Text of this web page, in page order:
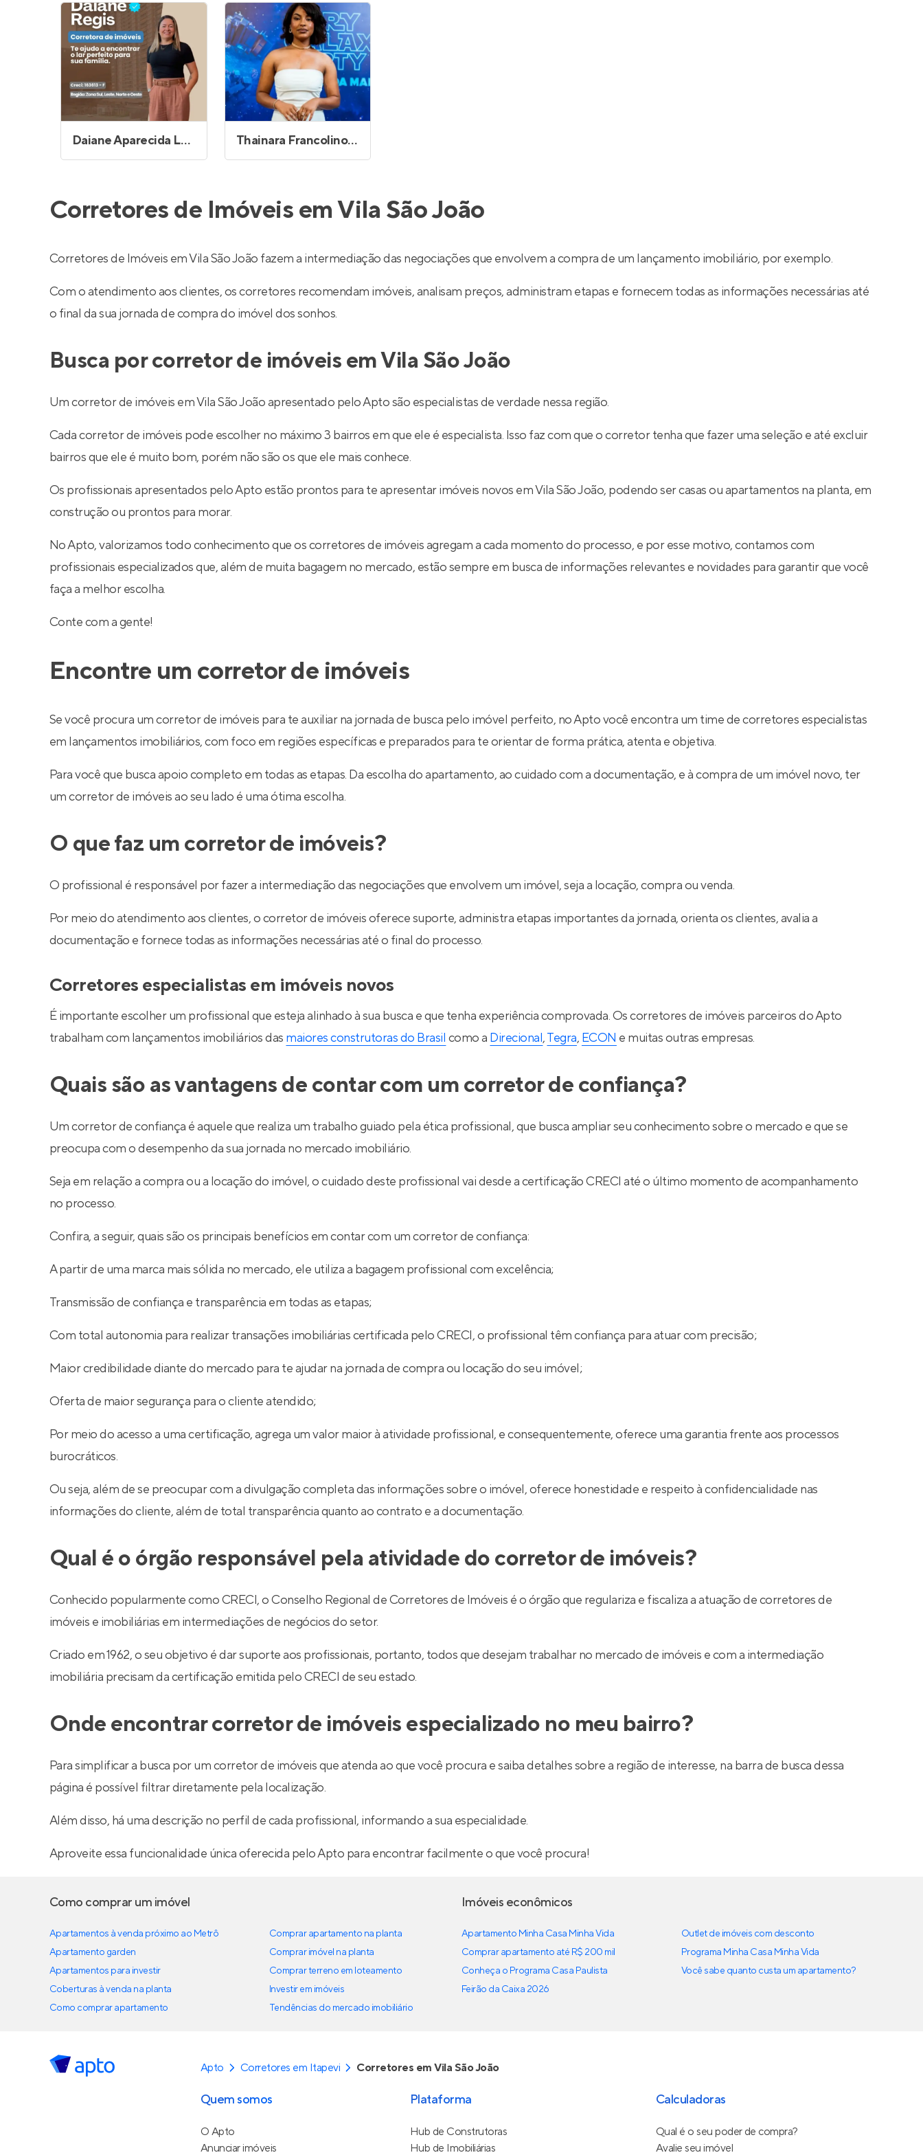
Daiane Aparecida Lopes Regis Thainara Francolino de Paula Dias
Corretores de Imóveis em Vila São João
Corretores de Imóveis em Vila São João fazem a intermediação das negociações que envolvem a compra de um lançamento imobiliário, por exemplo.
Com o atendimento aos clientes, os corretores recomendam imóveis, analisam preços, administram etapas e fornecem todas as informações necessárias até
o final da sua jornada de compra do imóvel dos sonhos.
Busca por corretor de imóveis em Vila São João
Um corretor de imóveis em Vila São João apresentado pelo Apto são especialistas de verdade nessa região.
Cada corretor de imóveis pode escolher no máximo 3 bairros em que ele é especialista. Isso faz com que o corretor tenha que fazer uma seleção e até excluir
bairros que ele é muito bom, porém não são os que ele mais conhece.
Os profissionais apresentados pelo Apto estão prontos para te apresentar imóveis novos em Vila São João, podendo ser casas ou apartamentos na planta, em
construção ou prontos para morar.
No Apto, valorizamos todo conhecimento que os corretores de imóveis agregam a cada momento do processo, e por esse motivo, contamos com
profissionais especializados que, além de muita bagagem no mercado, estão sempre em busca de informações relevantes e novidades para garantir que você
faça a melhor escolha.
Conte com a gente!
Encontre um corretor de imóveis
Se você procura um corretor de imóveis para te auxiliar na jornada de busca pelo imóvel perfeito, no Apto você encontra um time de corretores especialistas
em lançamentos imobiliários, com foco em regiões específicas e preparados para te orientar de forma prática, atenta e objetiva.
Para você que busca apoio completo em todas as etapas. Da escolha do apartamento, ao cuidado com a documentação, e à compra de um imóvel novo, ter
um corretor de imóveis ao seu lado é uma ótima escolha.
O que faz um corretor de imóveis?
O profissional é responsável por fazer a intermediação das negociações que envolvem um imóvel, seja a locação, compra ou venda.
Por meio do atendimento aos clientes, o corretor de imóveis oferece suporte, administra etapas importantes da jornada, orienta os clientes, avalia a
documentação e fornece todas as informações necessárias até o final do processo.
Corretores especialistas em imóveis novos
É importante escolher um profissional que esteja alinhado à sua busca e que tenha experiência comprovada. Os corretores de imóveis parceiros do Apto
trabalham com lançamentos imobiliários das maiores construtoras do Brasil como a Direcional,Tegra, ECON e muitas outras empresas.
Quais são as vantagens de contar com um corretor de confiança?
Um corretor de confiança é aquele que realiza um trabalho guiado pela ética profissional, que busca ampliar seu conhecimento sobre o mercado e que se
preocupa com o desempenho da sua jornada no mercado imobiliário.
Seja em relação a compra ou a locação do imóvel, o cuidado deste profissional vai desde a certificação CRECI até o último momento de acompanhamento
no processo.
Confira, a seguir, quais são os principais benefícios em contar com um corretor de confiança:
A partir de uma marca mais sólida no mercado, ele utiliza a bagagem profissional com excelência;
Transmissão de confiança e transparência em todas as etapas;
Com total autonomia para realizar transações imobiliárias certificada pelo CRECI, o profissional têm confiança para atuar com precisão;
Maior credibilidade diante do mercado para te ajudar na jornada de compra ou locação do seu imóvel;
Oferta de maior segurança para o cliente atendido;
Por meio do acesso a uma certificação, agrega um valor maior à atividade profissional, e consequentemente, oferece uma garantia frente aos processos
burocráticos.
Ou seja, além de se preocupar com a divulgação completa das informações sobre o imóvel, oferece honestidade e respeito à confidencialidade nas
informações do cliente, além de total transparência quanto ao contrato e a documentação.
Qual é o órgão responsável pela atividade do corretor de imóveis?
Conhecido popularmente como CRECI, o Conselho Regional de Corretores de Imóveis é o órgão que regulariza e fiscaliza a atuação de corretores de
imóveis e imobiliárias em intermediações de negócios do setor.
Criado em 1962, o seu objetivo é dar suporte aos profissionais, portanto, todos que desejam trabalhar no mercado de imóveis e com a intermediação
imobiliária precisam da certificação emitida pelo CRECI de seu estado.
Onde encontrar corretor de imóveis especializado no meu bairro?
Para simplificar a busca por um corretor de imóveis que atenda ao que você procura e saiba detalhes sobre a região de interesse, na barra de busca dessa
página é possível filtrar diretamente pela localização.
Além disso, há uma descrição no perfil de cada profissional, informando a sua especialidade.
Aproveite essa funcionalidade única oferecida pelo Apto para encontrar facilmente o que você procura!
Como comprar um imóvel
Apartamentos à venda próximo ao Metrô
Apartamento garden
Apartamentos para investir
Coberturas à venda na planta
Como comprar apartamento
Comprar apartamento na planta
Comprar imóvel na planta
Comprar terreno em loteamento
Investir em imóveis
Tendências do mercado imobiliário
Imóveis econômicos
Apartamento Minha Casa Minha Vida
Comprar apartamento até R$ 200 mil
Conheça o Programa Casa Paulista
Feirão da Caixa 2026
Outlet de imóveis com desconto
Programa Minha Casa Minha Vida
Você sabe quanto custa um apartamento?
Apto Corretores em Itapevi Corretores em Vila São João
Quem somos
O Apto
Anunciar imóveis
Plataforma
Hub de Construtoras
Hub de Imobiliárias
Calculadoras
Qual é o seu poder de compra?
Avalie seu imóvel